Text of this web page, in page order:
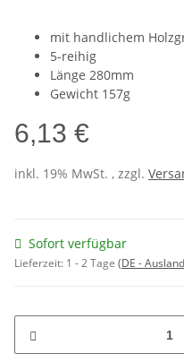
mit handlichem
5-reihig
Länge 280mm
Gewicht 157g
6,13 €
inkl. 19% MwSt. , zzgl.
Sofort verfügbar
Lieferzeit: 1 - 2 Tage (DE -